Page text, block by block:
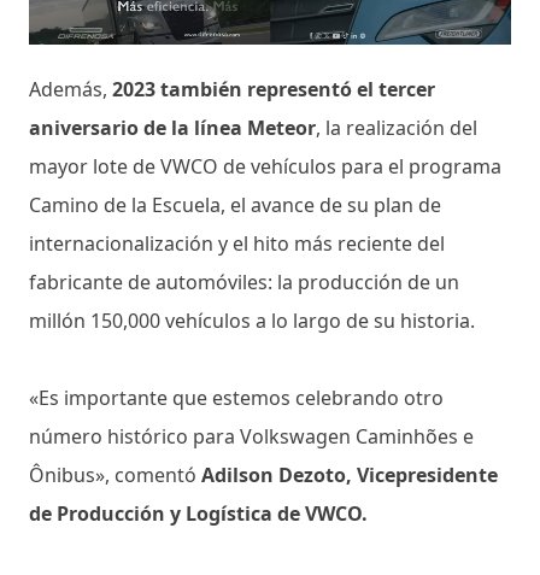
Además, 2023 también representó el tercer
aniversario de la línea Meteor, la realización del
mayor lote de VWCO de vehículos para el programa
Camino de la Escuela, el avance de su plan de
internacionalización y el hito más reciente del
fabricante de automóviles: la producción de un
millón 150,000 vehículos a lo largo de su historia.
«Es importante que estemos celebrando otro
número histórico para Volkswagen Caminhões e
Ônibus», comentó Adilson Dezoto, Vicepresidente
de Producción y Logística de VWCO.